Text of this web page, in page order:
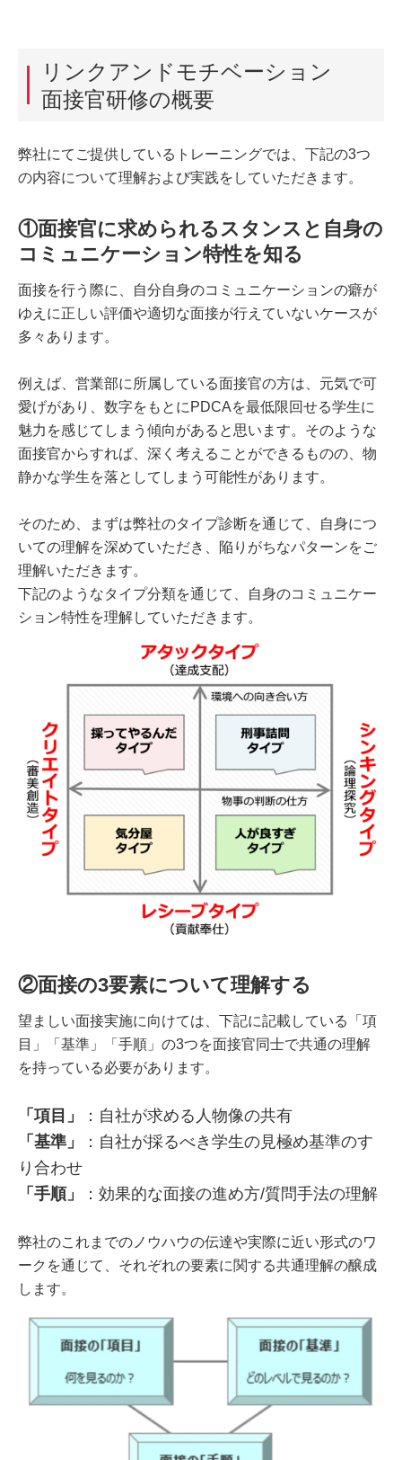
リンクアンドモチベーション
面接官研修の概要
弊社にてご提供しているトレーニングでは、下記の3つ
の内容について理解および実践をしていただきます。
①面接官に求められるスタンスと自身の
コミュニケーション特性を知る
面接を行う際に、自分自身のコミュニケーションの癖が
ゆえに正しい評価や適切な面接が行えていないケースが
多々あります。
例えば、営業部に所属している面接官の方は、元気で可
愛げがあり、数字をもとにPDCAを最低限回せる学生に
魅力を感じてしまう傾向があると思います。そのような
面接官からすれば、深く考えることができるものの、物
静かな学生を落としてしまう可能性があります。
そのため、まずは弊社のタイプ診断を通じて、自身につ
いての理解を深めていただき、陥りがちなパターンをご
理解いただきます。
下記のようなタイプ分類を通じて、自身のコミュニケー
ション特性を理解していただきます。
②面接の3要素について理解する
望ましい面接実施に向けては、下記に記載している「項
目」「基準」「手順」の3つを面接官同士で共通の理解
を持っている必要があります。
「項目」
：自社が求める人物像の共有
「基準」
：自社が採るべき学生の見極め基準のす
り合わせ
「手順」
：効果的な面接の進め方/質問手法の理解
弊社のこれまでのノウハウの伝達や実際に近い形式のワ
ークを通じて、それぞれの要素に関する共通理解の醸成
します。